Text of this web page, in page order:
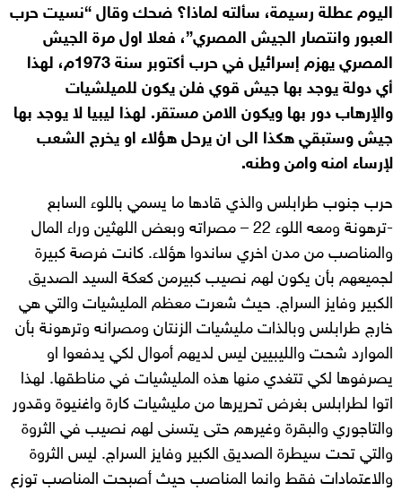
اليوم عطلة رسيمة، سألته لماذا؟ ضحك وقال “نسيت حرب
العبور وانتصار الجيش المصري”، فعلا اول مرة الجيش
المصري يهزم إسرائيل في حرب أكتوبر سنة 1973م، لهذا
أي دولة يوجد بها جيش قوي فلن يكون للميلشيات
والإرهاب دور بها ويكون الامن مستقر. لهذا ليبيا لا يوجد بها
جيش وستبقي هكذا الى ان يرحل هؤلاء او يخرج الشعب
لإرساء امنه وامن وطنه.
حرب جنوب طرابلس والذي قادها ما يسمي باللوء السابع
-ترهونة ومعه اللوء 22 – مصراته وبعض اللهثين وراء المال
والمناصب من مدن اخري ساندوا هؤلاء. كانت فرصة كبيرة
لجميعهم بأن يكون لهم نصيب كبيرمن كعكة السيد الصديق
الكبير وفايز السراج. حيث شعرت معظم المليشيات والتي هي
خارج طرابلس وبالذات مليشيات الزنتان ومصرانه وترهونة بأن
الموارد شحت والليبيين ليس لديهم أموال لكي يدفعوا او
يصرفوها لكي تتغدي منها هذه المليشيات في مناطقها. لهذا
اتوا لطرابلس بغرض تحريرها من مليشيات كارة واغنيوة وقدور
والتاجوري والبقرة وغيرهم حتى يتسنى لهم نصيب في الثروة
والتي تحت سيطرة الصديق الكبير وفايز السراج. ليس الثروة
والاعتمادات فقط وانما المناصب حيث أصبحت المناصب توزع